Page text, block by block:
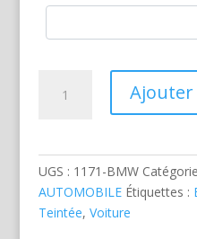
UGS : 1171-BMW
AUTOMOBILE Étiquettes :
Teintée, Voiture